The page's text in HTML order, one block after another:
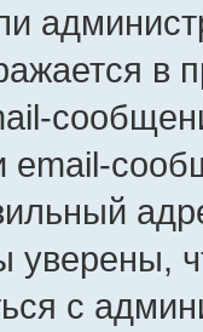
в
email-
с